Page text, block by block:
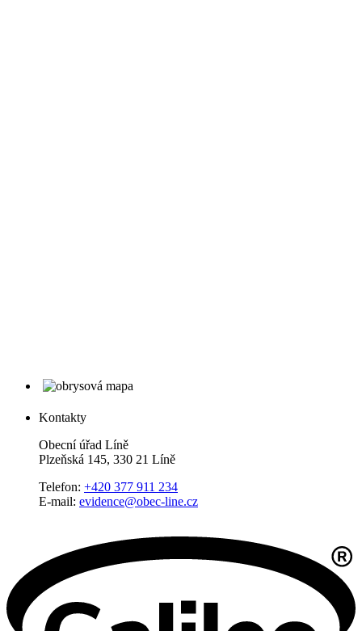
Kontakty
Obecní úřad Líně
Plzeňská 145, 330 21 Líně
Telefon: +420 377 911 234
E-mail: evidence@obec-line.cz